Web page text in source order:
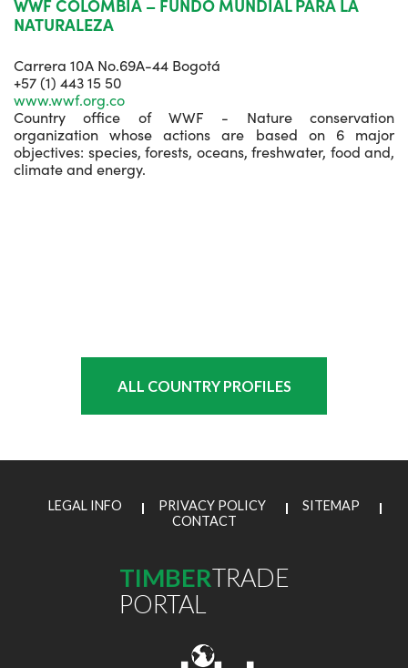
WWF COLOMBIA – FUNDO MUNDIAL PARA LA
NATURALEZA
Carrera 10A No.69A-44 Bogotá
+57 (1) 443 15 50
www.wwf.org.co
Country office of WWF - Nature conservation
organization whose actions are based on 6 major
objectives: species, forests, oceans, freshwater, food and,
climate and energy.
ALL COUNTRY PROFILES
LEGAL INFO PRIVACY POLICY
SITEMAP
CONTACT
TIMBERTRADE
PORTAL